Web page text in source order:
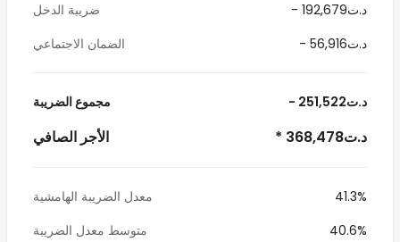
ضريبة الدخل
- 192,679د.ت
الضمان الاجتماعي
- 56,916د.ت
مجموع الضريبة - 251,522د.ت
الأجر الصافي * 368,478د.ت
معدل الضريبة الهامشية
41.3%
متوسط معدل الضريبة
40.6%